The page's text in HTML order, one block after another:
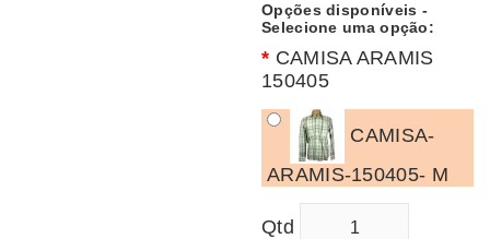
Opções disponíveis -
Selecione uma opção:
CAMISA ARAMIS
150405
CAMISA-
ARAMIS-150405- M
Qtd